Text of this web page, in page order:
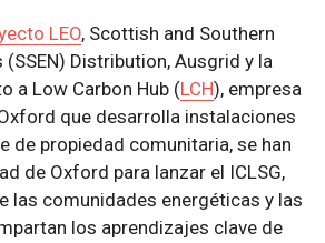
LEO, Scottish and Southern
Distribution, Ausgrid y la
a Low Carbon Hub (LCH), empresa
que desarrolla instalaciones
de propiedad comunitaria, se han
de Oxford para lanzar el ICLSG,
las comunidades energéticas y las
los aprendizajes clave de